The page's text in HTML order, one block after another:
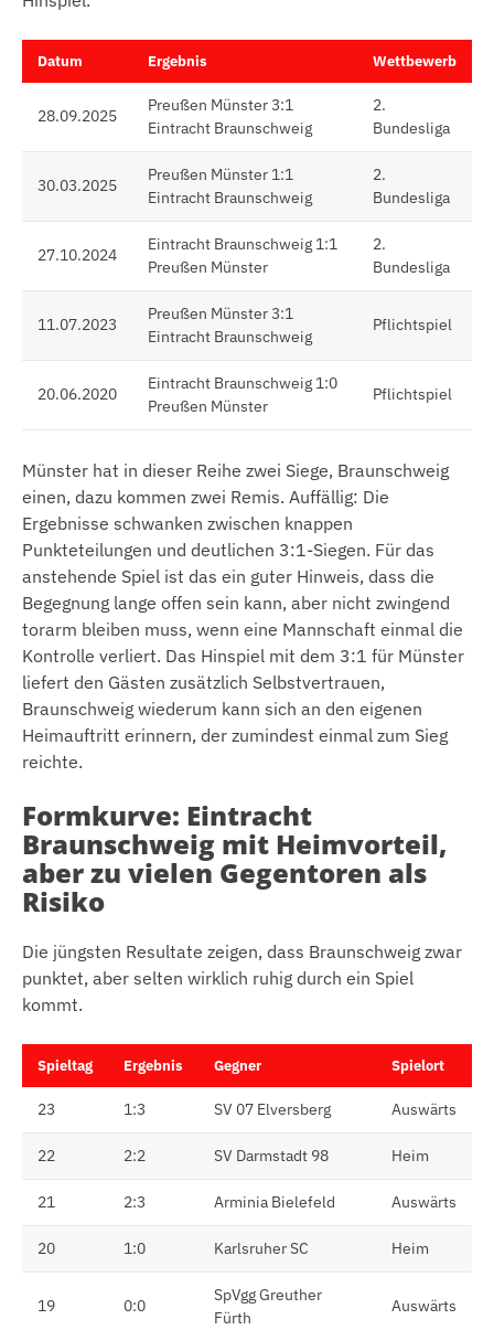
Datum Ergebnis Wettbewerb
28.09.2025
Preußen Münster 3:1
Eintracht Braunschweig
2.
Bundesliga
30.03.2025
Preußen Münster 1:1
Eintracht Braunschweig
2.
Bundesliga
27.10.2024
Eintracht Braunschweig 1:1
Preußen Münster
2.
Bundesliga
11.07.2023
Preußen Münster 3:1
Eintracht Braunschweig
Pflichtspiel
20.06.2020
Eintracht Braunschweig 1:0
Preußen Münster
Pflichtspiel
Münster hat in dieser Reihe zwei Siege, Braunschweig
einen, dazu kommen zwei Remis. Auffällig: Die
Ergebnisse schwanken zwischen knappen
Punkteteilungen und deutlichen 3:1-Siegen. Für das
anstehende Spiel ist das ein guter Hinweis, dass die
Begegnung lange offen sein kann, aber nicht zwingend
torarm bleiben muss, wenn eine Mannschaft einmal die
Kontrolle verliert. Das Hinspiel mit dem 3:1 für Münster
liefert den Gästen zusätzlich Selbstvertrauen,
Braunschweig wiederum kann sich an den eigenen
Heimauftritt erinnern, der zumindest einmal zum Sieg
reichte.
Formkurve: Eintracht
Braunschweig mit Heimvorteil,
aber zu vielen Gegentoren als
Risiko
Die jüngsten Resultate zeigen, dass Braunschweig zwar
punktet, aber selten wirklich ruhig durch ein Spiel
kommt.
Spieltag Ergebnis Gegner Spielort
23 1:3 SV 07 Elversberg Auswärts
22 2:2 SV Darmstadt 98 Heim
21 2:3 Arminia Bielefeld Auswärts
20 1:0 Karlsruher SC Heim
19 0:0
SpVgg Greuther
Fürth
Auswärts